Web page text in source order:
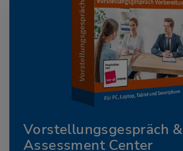
Vorstellungsgespräch &
Assessment Center